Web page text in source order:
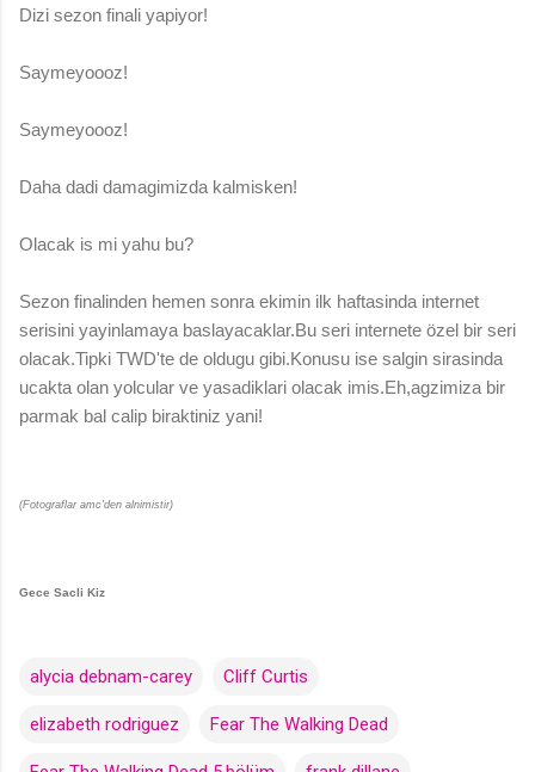
Dizi sezon finali yapiyor!
Saymeyoooz!
Saymeyoooz!
Daha dadi damagimizda kalmisken!
Olacak is mi yahu bu?
Sezon finalinden hemen sonra ekimin ilk haftasinda internet
serisini yayinlamaya baslayacaklar.Bu seri internete özel bir seri
olacak.Tipki TWD'te de oldugu gibi.Konusu ise salgin sirasinda
ucakta olan yolcular ve yasadiklari olacak imis.Eh,agzimiza bir
parmak bal calip biraktiniz yani!
(Fotograflar amc'den alnimistir)
Gece Sacli Kiz
alycia debnam-carey Cliff Curtis
elizabeth rodriguez Fear The Walking Dead